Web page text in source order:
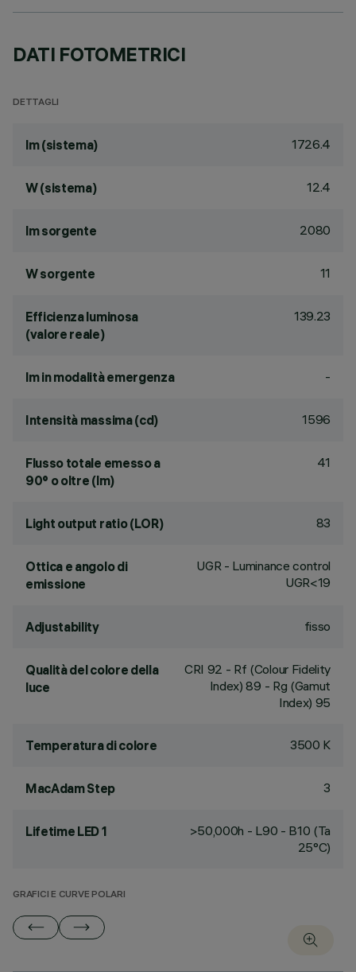
DATI FOTOMETRICI
DETTAGLI
lm (sistema) 1726.4
W (sistema) 12.4
lm sorgente 2080
W sorgente 11
Efficienza luminosa
(valore reale)
139.23
lm in modalità emergenza -
Intensità massima (cd) 1596
Flusso totale emesso a
90° o oltre (lm)
41
Light output ratio (LOR) 83
Ottica e angolo di
emissione
UGR - Luminance control
UGR<19
Adjustability fisso
Qualità del colore della
luce
CRI 92 - Rf (Colour Fidelity
Index) 89 - Rg (Gamut
Index) 95
Temperatura di colore 3500 K
MacAdam Step 3
Lifetime LED 1
>50,000h - L90 - B10 (Ta
25°C)
GRAFICI E CURVE POLARI